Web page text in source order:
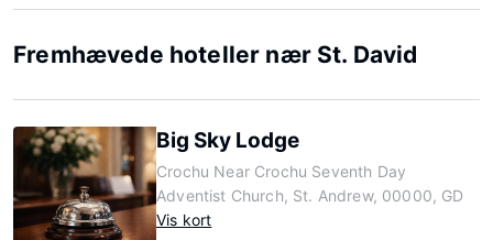
Fremhævede hoteller nær St. David
Big Sky Lodge
Crochu Near Crochu Seventh Day
Adventist Church, St. Andrew, 00000, GD
Vis kort